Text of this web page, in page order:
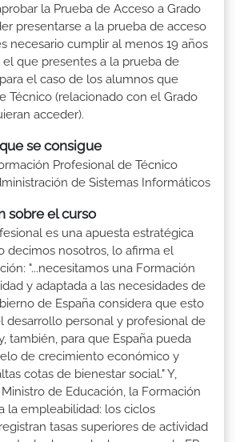
la Prueba de Acceso a Grado
presentarse a la prueba de acceso
necesario cumplir al menos 19 años
que presentes a la prueba de
el caso de los alumnos que
Técnico (relacionado con el Grado
acceder).
se consigue
Profesional de Técnico
de Sistemas Informáticos
sobre el curso
es una apuesta estratégica
decimos nosotros, lo afirma el
"...necesitamos una Formación
y adaptada a las necesidades de
de España considera que esto
desarrollo personal y profesional de
también, para que España pueda
de crecimiento económico y
cotas de bienestar social." Y,
de Educación, la Formación
la empleabilidad: los ciclos
tasas superiores de actividad